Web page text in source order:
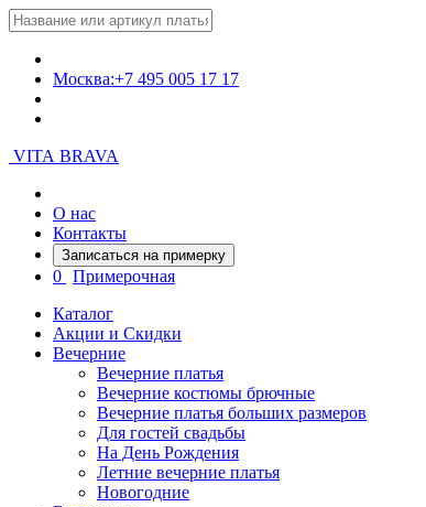
Москва:+7 495 005 17 17
VITA BRAVA
О нас
Контакты
Записаться на примерку
0 Примерочная
Каталог
Акции и Скидки
Вечерние
Вечерние платья
Вечерние костюмы брючные
Вечерние платья больших размеров
Для гостей свадьбы
На День Рождения
Летние вечерние платья
Новогодние